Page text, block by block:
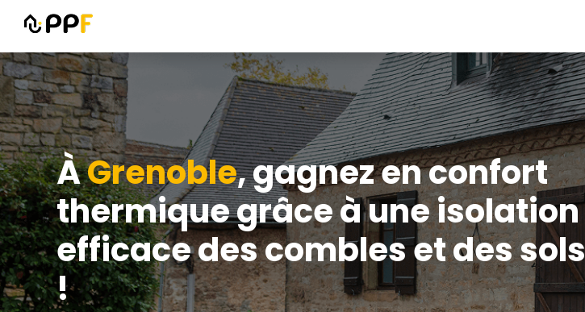
ÀGrenoble, gagnez en confort
thermique grâce à une isolation
efficace des combles et des sols
!